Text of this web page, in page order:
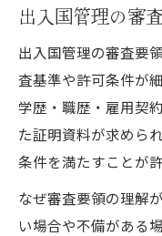
出入国管理の審
出入国管理の審査要
査基準や許可条件が
学歴・職歴・雇用契
た証明資料が求めら
条件を満たすことが
なぜ審査要領の理解
い場合や不備がある